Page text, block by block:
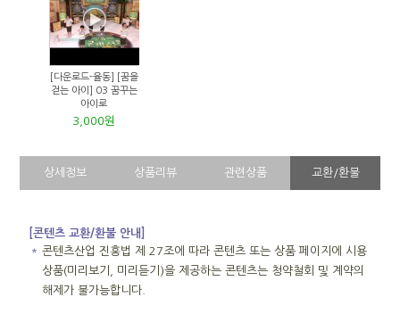
[다운로드-율동] [꿈을
걷는 아이] 03 꿈꾸는
아이로
3,000원
상세정보 상품리뷰 관련상품 교환/환불
[콘텐츠 교환/환불 안내]
＊ 콘텐츠산업 진흥법 제 27조에 따라 콘텐츠 또는 상품 페이지에 시용
상품(미리보기, 미리듣기)을 제공하는 콘텐츠는 청약철회 및 계약의
해제가 불가능합니다.